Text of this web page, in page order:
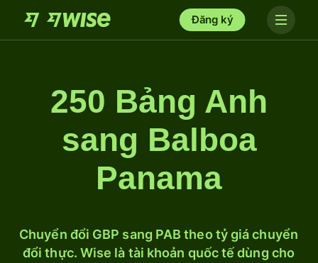
Đăng ký
250 Bảng Anh
sang Balboa
Panama
Chuyển đổi GBP sang PAB theo tỷ giá chuyển
đổi thực. Wise là tài khoản quốc tế dùng cho